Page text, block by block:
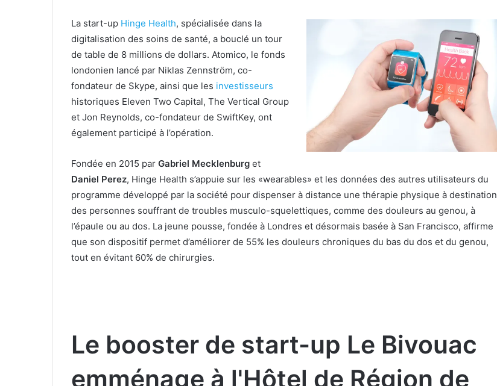
La start-up Hinge Health, spécialisée dans la
digitalisation des soins de santé, a bouclé un tour
de table de 8 millions de dollars. Atomico, le fonds
londonien lancé par Niklas Zennström, co-
fondateur de Skype, ainsi que les investisseurs
historiques Eleven Two Capital, The Vertical Group
et Jon Reynolds, co-fondateur de SwiftKey, ont
également participé à l’opération.
Fondée en 2015 par Gabriel Mecklenburg et
Daniel Perez, Hinge Health s’appuie sur les «wearables» et les données des autres utilisateurs du
programme développé par la société pour dispenser à distance une thérapie physique à destination
des personnes souffrant de troubles musculo-squelettiques, comme des douleurs au genou, à
l’épaule ou au dos. La jeune pousse, fondée à Londres et désormais basée à San Francisco, affirme
que son dispositif permet d’améliorer de 55% les douleurs chroniques du bas du dos et du genou,
tout en évitant 60% de chirurgies.
Le booster de start-up Le Bivouac
emménage à l'Hôtel de Région de